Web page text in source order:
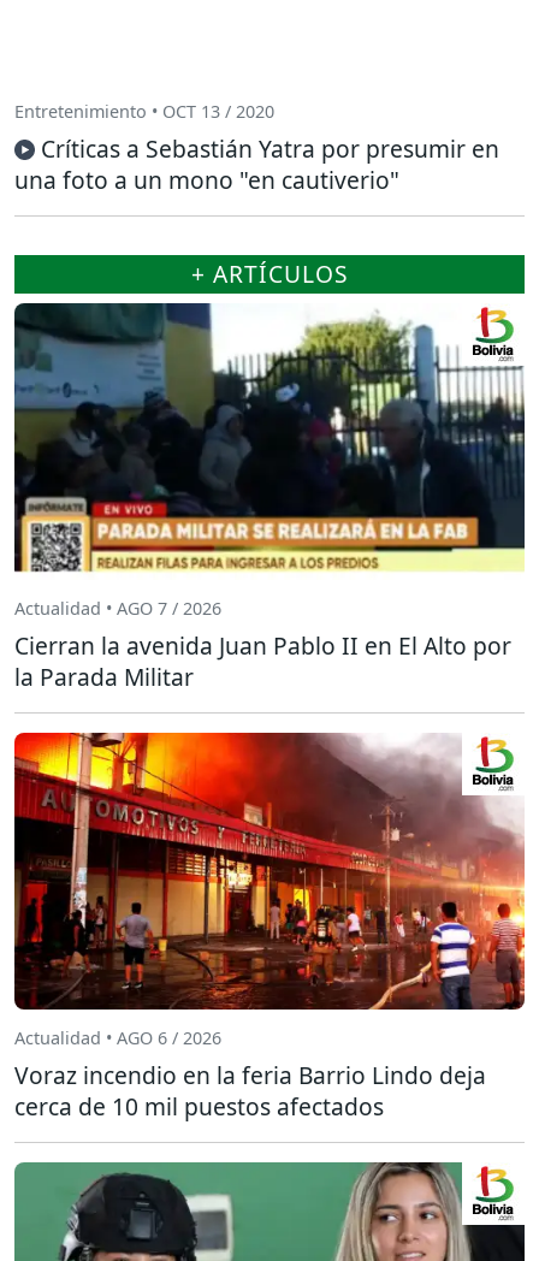
Entretenimiento • OCT 13 / 2020
Críticas a Sebastián Yatra por presumir en
una foto a un mono "en cautiverio"
+ ARTÍCULOS
Actualidad • AGO 7 / 2026
Cierran la avenida Juan Pablo II en El Alto por
la Parada Militar
Actualidad • AGO 6 / 2026
Voraz incendio en la feria Barrio Lindo deja
cerca de 10 mil puestos afectados